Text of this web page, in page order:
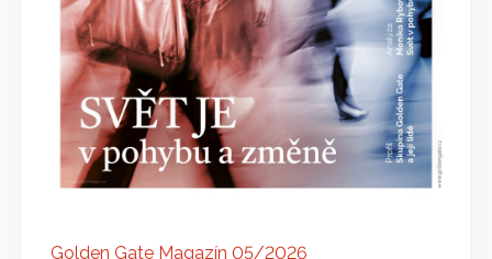
Golden Gate Magazín 05/2026